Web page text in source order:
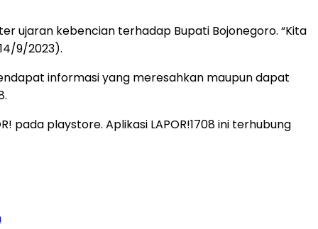
ujaran kebencian terhadap Bupati Bojonegoro. “Kita
9/2023).
informasi yang meresahkan maupun dapat
pada playstore. Aplikasi LAPOR!1708 ini terhubung